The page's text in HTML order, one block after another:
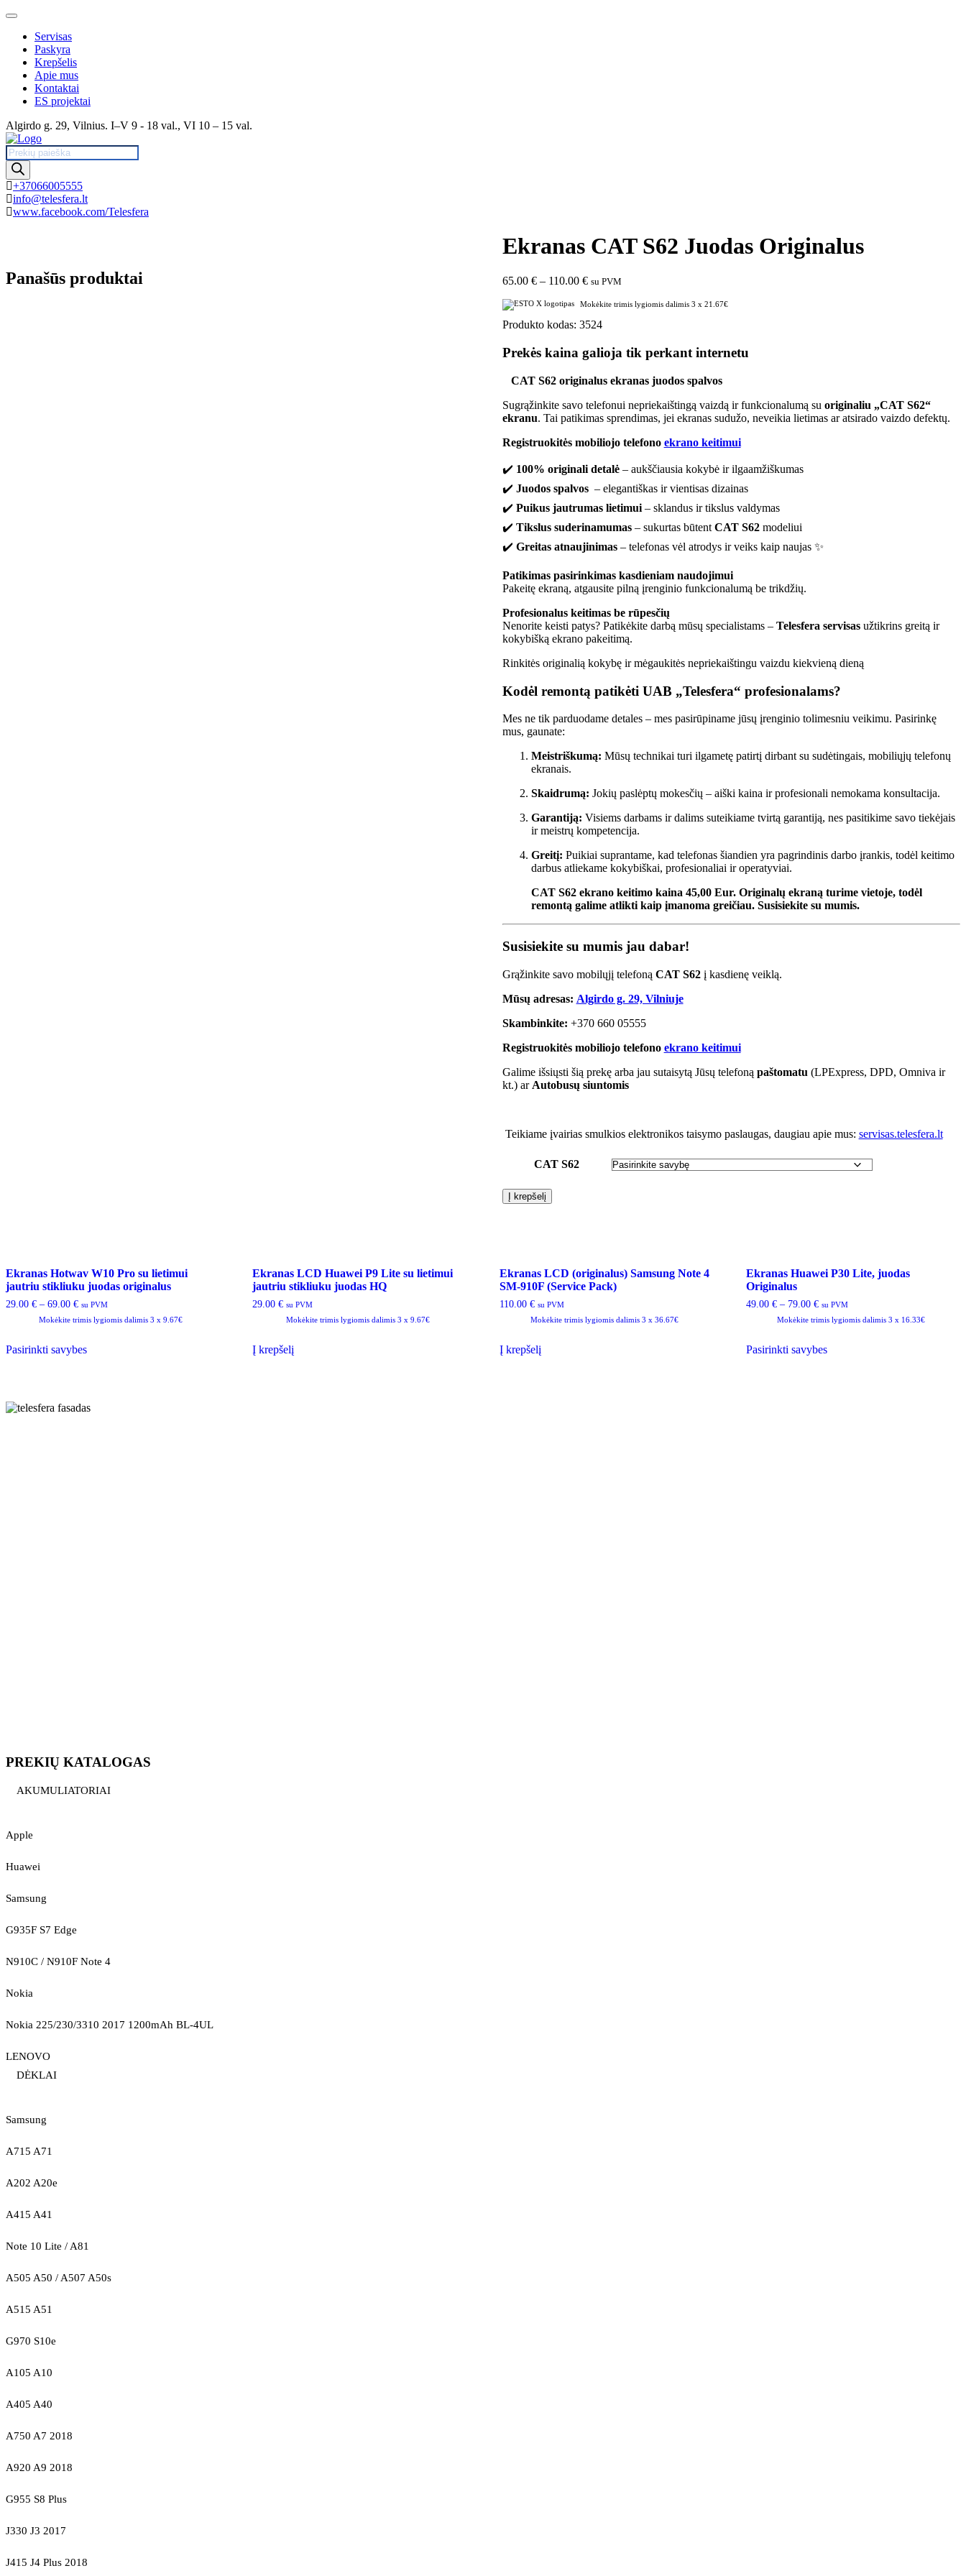
Toggle
navigationServisas
Paskyra
Krepšelis
Apie mus
Kontaktai
ES projektai
Algirdo g. 29, Vilnius. I–V 9 - 18 val., VI 10 – 15 val.
Products
search
+37066005555
info@telesfera.lt
www.facebook.com/Telesfera
Ekranas CAT S62 Juodas Originalus
65.00 €– 110.00 € su PVM
Mokėkite trimis lygiomis dalimis 3 x 21.67€
Produkto kodas: 3524
Prekės kaina galioja tik perkant internetu
CAT S62originalus ekranas juodos spalvos
Sugrąžinkite savo telefonui nepriekaištingą vaizdą ir funkcionalumą su originaliu „CAT S62“
ekranu. Tai patikimas sprendimas, jei ekranas sudužo, neveikia lietimas ar atsirado vaizdo defektų.
Registruokitės mobiliojo telefono ekrano keitimui
✔️ 100% originali detalė– aukščiausia kokybė ir ilgaamžiškumas
✔️ Juodos spalvos – elegantiškas ir vientisas dizainas
✔️ Puikus jautrumas lietimui– sklandus ir tikslus valdymas
✔️ Tikslus suderinamumas– sukurtas būtent CAT S62 modeliui
✔️ Greitas atnaujinimas– telefonas vėl atrodys ir veiks kaip naujas ✨
Patikimas pasirinkimas kasdieniam naudojimui
Pakeitę ekraną, atgausite pilną įrenginio funkcionalumą be trikdžių.
Profesionalus keitimas be rūpesčių
Nenorite keisti patys? Patikėkite darbą mūsų specialistams – Telesfera servisasužtikrins greitą ir
kokybišką ekrano pakeitimą.
Rinkitės originalią kokybę ir mėgaukitės nepriekaištingu vaizdu kiekvieną dieną
Kodėl remontą patikėti UAB „Telesfera“ profesionalams?
Mes ne tik parduodame detales – mes pasirūpiname jūsų įrenginio tolimesniu veikimu. Pasirinkę
mus, gaunate:
Meistriškumą: Mūsų technikai turi ilgametę patirtį dirbant su sudėtingais, mobiliųjų telefonų
ekranais.
Skaidrumą: Jokių paslėptų mokesčių – aiški kaina ir profesionali nemokama konsultacija.
Garantiją: Visiems darbams ir dalims suteikiame tvirtą garantiją, nes pasitikime savo tiekėjais
ir meistrų kompetencija.
Greitį: Puikiai suprantame, kad telefonas šiandien yra pagrindinis darbo įrankis, todėl keitimo
darbus atliekame kokybiškai, profesionaliai ir operatyviai.
CAT S62 ekranokeitimo kaina 45,00 Eur. Originalų ekraną turime vietoje, todėl
remontą galime atlikti kaip įmanoma greičiau. Susisiekite su mumis.
Susisiekite su mumis jau dabar!
Grąžinkite savo mobilųjį telefoną CAT S62 į kasdienę veiklą.
Mūsų adresas: Algirdo g. 29, Vilniuje
Skambinkite: +370 660 05555
Registruokitės mobiliojo telefono ekrano keitimui
Galime išsiųsti šią prekę arba jau sutaisytą Jūsų telefoną paštomatu (LPExpress, DPD, Omniva ir
kt.) ar Autobusų siuntomis
Teikiame įvairias smulkios elektronikos taisymo paslaugas, daugiau apie mus: servisas.telesfera.lt
CAT S62
produkto
kiekis:
Originalus
Į krepšelį
Panašūs produktai
Ekranas Hotwav W10 Pro su lietimui
jautriu stikliuku juodas originalus
29.00 € – 69.00 € su PVM
Mokėkite trimis lygiomis dalimis 3 x 9.67€
Pasirinkti savybesproduct
options
Ekranas LCD Huawei P9 Lite su lietimui
jautriu stikliuku juodas HQ
29.00€ su PVM
Mokėkite trimis lygiomis dalimis 3 x 9.67€
Į krepšelį
Ekranas LCD (originalus) Samsung Note 4
SM-910F (Service Pack)
110.00 € su PVM
Mokėkite trimis lygiomis dalimis 3 x 36.67€
Į krepšelį
Ekranas Huawei P30 Lite, juodas
Originalus
49.00 €– 79.00 € su PVM
Mokėkite trimis lygiomis dalimis 3 x 16.33€
Pasirinkti savybesproduct
PREKIŲ KATALOGAS
AKUMULIATORIAI
Apple
Huawei
Samsung
G935F S7 Edge
N910C / N910F Note 4
Nokia
Nokia 225/230/3310 2017 1200mAh BL-4UL
LENOVO
DĖKLAI
Samsung
A715 A71
A202 A20e
A415 A41
Note 10 Lite / A81
A505 A50 / A507 A50s
A515 A51
G970 S10e
A105 A10
A405 A40
A750 A7 2018
A920 A9 2018
G955 S8 Plus
J330 J3 2017
J415 J4 Plus 2018